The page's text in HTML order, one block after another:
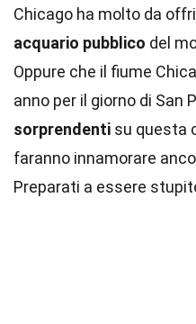
Chicago ha molto da
acquario pubblico del
Oppure che il fiume
anno per il giorno di San
sorprendenti su questa
faranno innamorare
Preparati a essere